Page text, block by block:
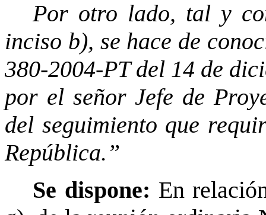
Por otro lado, tal y
inciso b), se hace de
380-2004-PT del 14 de
por el señor Jefe de
del seguimiento que
República.”
Se dispone: En